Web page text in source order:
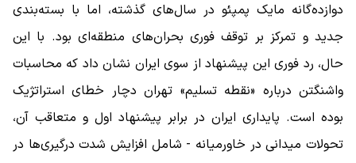
دوازده‌گانه مایک پمپئو در سال‌های گذشته، اما با بسته‌بندی
جدید و تمرکز بر توقف فوری بحران‌های منطقه‌ای بود. با این
حال، رد فوری این پیشنهاد از سوی ایران نشان داد که محاسبات
واشنگتن درباره «نقطه تسلیم» تهران دچار خطای استراتژیک
بوده است. پایداری ایران در برابر پیشنهاد اول و متعاقب آن،
تحولات میدانی در خاورمیانه - شامل افزایش شدت درگیری‌ها در